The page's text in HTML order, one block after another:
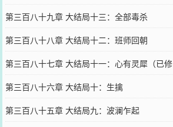
第三百八十九章 大结局十三：全部毒杀
第三百八十八章 大结局十二：班师回朝
第三百八十七章 大结局十一：心有灵犀（已修
第三百八十六章 大结局十：生擒
第三百八十五章 大结局九：波澜乍起